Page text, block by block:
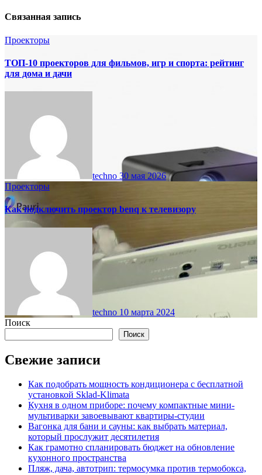
Связанная запись
Проекторы
ТОП‑10 проекторов для фильмов, игр и спорта: рейтинг
для дома и дачи
techno 30 мая 2026
Проекторы
Как подключить проектор benq к телевизору
techno 10 марта 2024
Поиск
Поиск
Свежие записи
Как подобрать мощность кондиционера с бесплатной
установкой Sklad-Klimata
Кухня в одном приборе: почему компактные мини-
мультиварки завоевывают квартиры-студии
Вагонка для бани и сауны: как выбрать материал,
который прослужит десятилетия
Как грамотно спланировать бюджет на обновление
кухонного пространства
Пляж, дача, автотрип: термосумка против термобокса,